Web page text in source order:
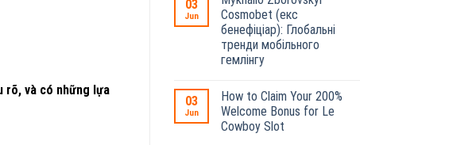
rõ, và có những lựa
03
Jun
Cosmobet (екс
бенефіціар): Глобальні
тренди мобільного
гемлінгу
03
Jun
How to Claim Your 200%
Welcome Bonus for Le
Cowboy Slot